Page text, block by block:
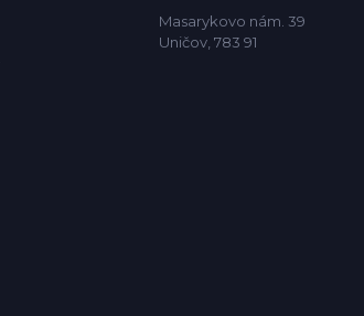
Masarykovo nám. 39
Uničov, 783 91